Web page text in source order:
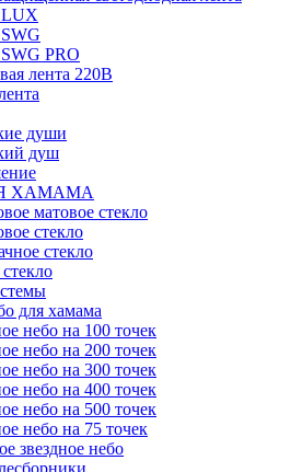
LUX
PRO
лента 220В
души
душ
ХАМАМА
матовое стекло
стекло
стекло
для хамама
небо на 100 точек
небо на 200 точек
небо на 300 точек
небо на 400 точек
небо на 500 точек
небо на 75 точек
звездное небо